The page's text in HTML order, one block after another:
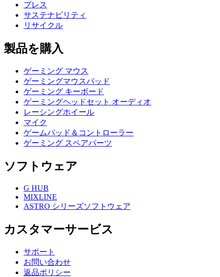
プレス
サステナビリティ
リサイクル
製品を購入
ゲーミング マウス
ゲーミングマウスパッド
ゲーミング キーボード
ゲーミングヘッドセット オーディオ
レーシングホイール
マイク
ゲームパッド＆コントローラー
ゲーミング スペアパーツ
ソフトウェア
G HUB
MIXLINE
ASTRO シリーズソフトウェア
カスタマーサービス
サポート
お問い合わせ
返品ポリシー